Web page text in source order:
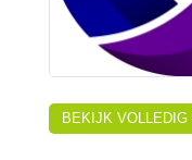
BEKIJK VOLLEDIG